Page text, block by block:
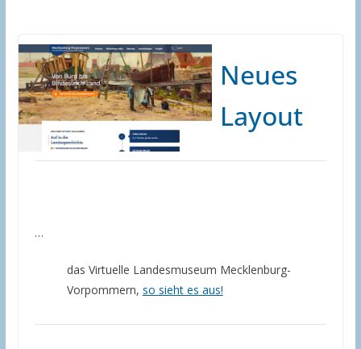
Neues
Layout
…
das Virtuelle Landesmuseum Mecklenburg-
Vorpommern, so sieht es aus!